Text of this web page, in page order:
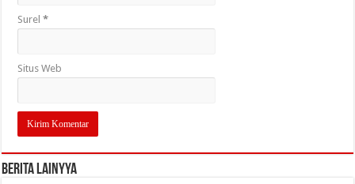
Surel*
Situs Web
Berita Lainyya